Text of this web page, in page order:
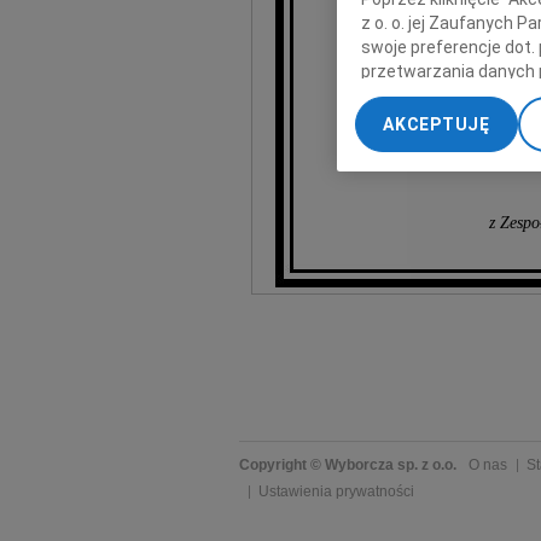
z
Copyright © Wyborcza sp. z o.o. O nas
Ustawienia prywatności
z o. o. jej Zaufanych
swoje preferencje dot.
przetwarzania danych
„Ustawienia
My, nasi Zaufani
dokładnych danych
Przechowywanie
treści, badnie
AKCEPTUJĘ